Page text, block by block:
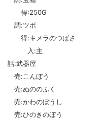
得:250G
調:ツボ
得:キメラのつばさ
入:主
話:武器屋
売:こんぼう
売:ぬののふく
売:かわのぼうし
売:ひのきのぼう